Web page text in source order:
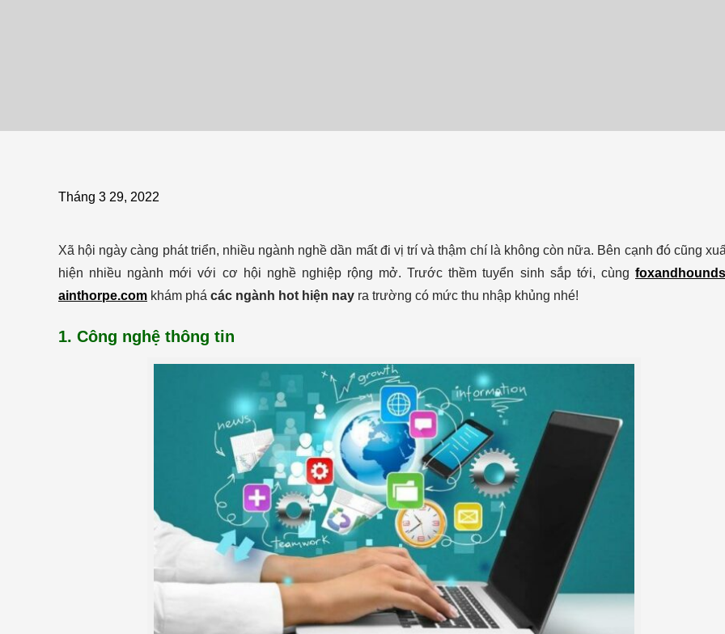
Tháng 3 29, 2022
Xã hội ngày càng phát triển, nhiều ngành nghề dần mất đi vị trí và thậm chí là không còn nữa. Bên cạnh đó cũng
hiện nhiều ngành mới với cơ hội nghề nghiệp rộng mở. Trước thềm tuyển sinh sắp tới, cùng
ainthorpe.com khám phá các ngành hot hiện nay ra trường có mức thu nhập khủng nhé!
1. Công nghệ thông tin